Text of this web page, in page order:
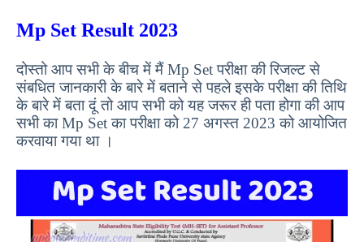
Mp Set Result 2023
दोस्तो आप सभी के बीच में मैं Mp Set परीक्षा की रिजल्ट से
संबधित जानकारी के बारे में बताने से पहले इसके परीक्षा की तिथि
के बारे में बता दूं तो आप सभी को यह जरूर ही पता होगा की आप
सभी का Mp Set का परीक्षा को 27 अगस्त 2023 को आयोजित
करवाया गया था ।